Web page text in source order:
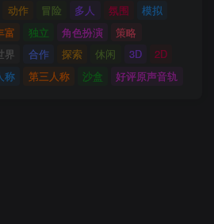
动作 冒险 多人 氛围
模拟
富
独立 角色扮演
策略
界
合作 探索 休闲 3D
2D
称
第三人称 沙盒 好评原声音轨